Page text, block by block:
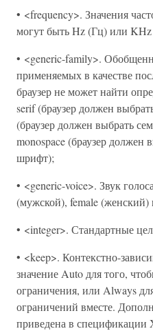
• <frequency>. Значения
могут быть Hz (Гц) или
• <generic-family>.
применяемых в качестве
браузер не может найти
serif (браузер должен
(браузер должен выбрать
monospace (браузер
шрифт);
• <generic-voice>. Звук
(мужской), female (женский)
• <integer>. Стандартные
• <keep>. Контекстно-
значение Auto для того,
ограничения, или Always
ограничений вместе.
приведена в спецификации